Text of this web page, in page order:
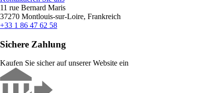
11 rue Bernard Maris
37270 Montlouis-sur-Loire, Frankreich
+33 1 86 47 62 58
Sichere Zahlung
Kaufen Sie sicher auf unserer Website ein